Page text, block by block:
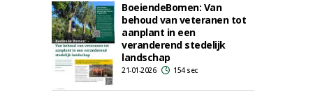
BoeiendeBomen: Van
behoud van veteranen tot
aanplant in een
veranderend stedelijk
landschap
21-01-2026 154 sec